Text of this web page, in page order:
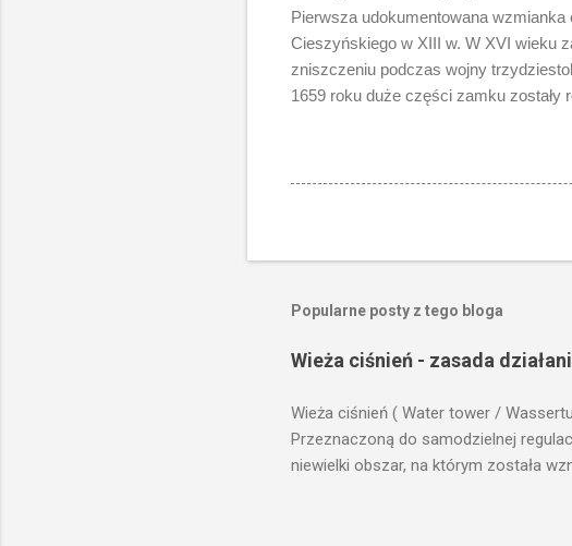
Pierwsza udokumentowana wzmianka
Cieszyńskiego w XIII w. W XVI wieku
zniszczeniu podczas wojny
1659 roku duże części zamku zostały
Popularne posty z tego bloga
Wieża ciśnień - zasada
Wieża ciśnień ( Water tower /
Przeznaczoną do samodzielnej
niewielki obszar, na którym została
zaplanowanej dla sektorów